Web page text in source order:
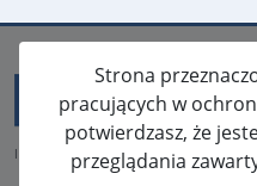
Strona
pracujących w
potwierdzasz, że
przeglądania
ISSN: 2080-5438